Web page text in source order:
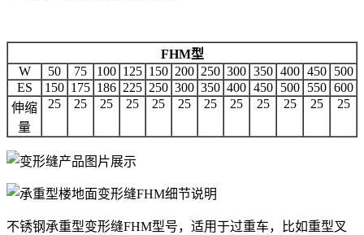
FHM型
W
50 75 100 125 150 200 250 300 350 400 450
500
ES
150 175 186 225 250 300 350 400 450 500 550 600
伸缩
量
25 25 25 25 25 25 25 25 25 25 25 25
不锈钢承重型变形缝FHM型号，适用于过重车，比如重型叉